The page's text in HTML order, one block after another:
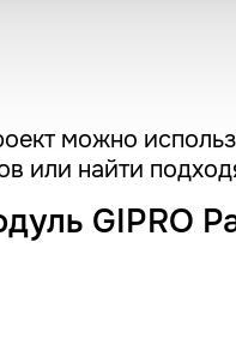
можно
или найти
GIPRO